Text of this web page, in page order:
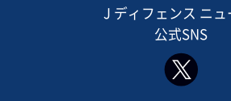
J ディフェンス ニュ
公式SNS